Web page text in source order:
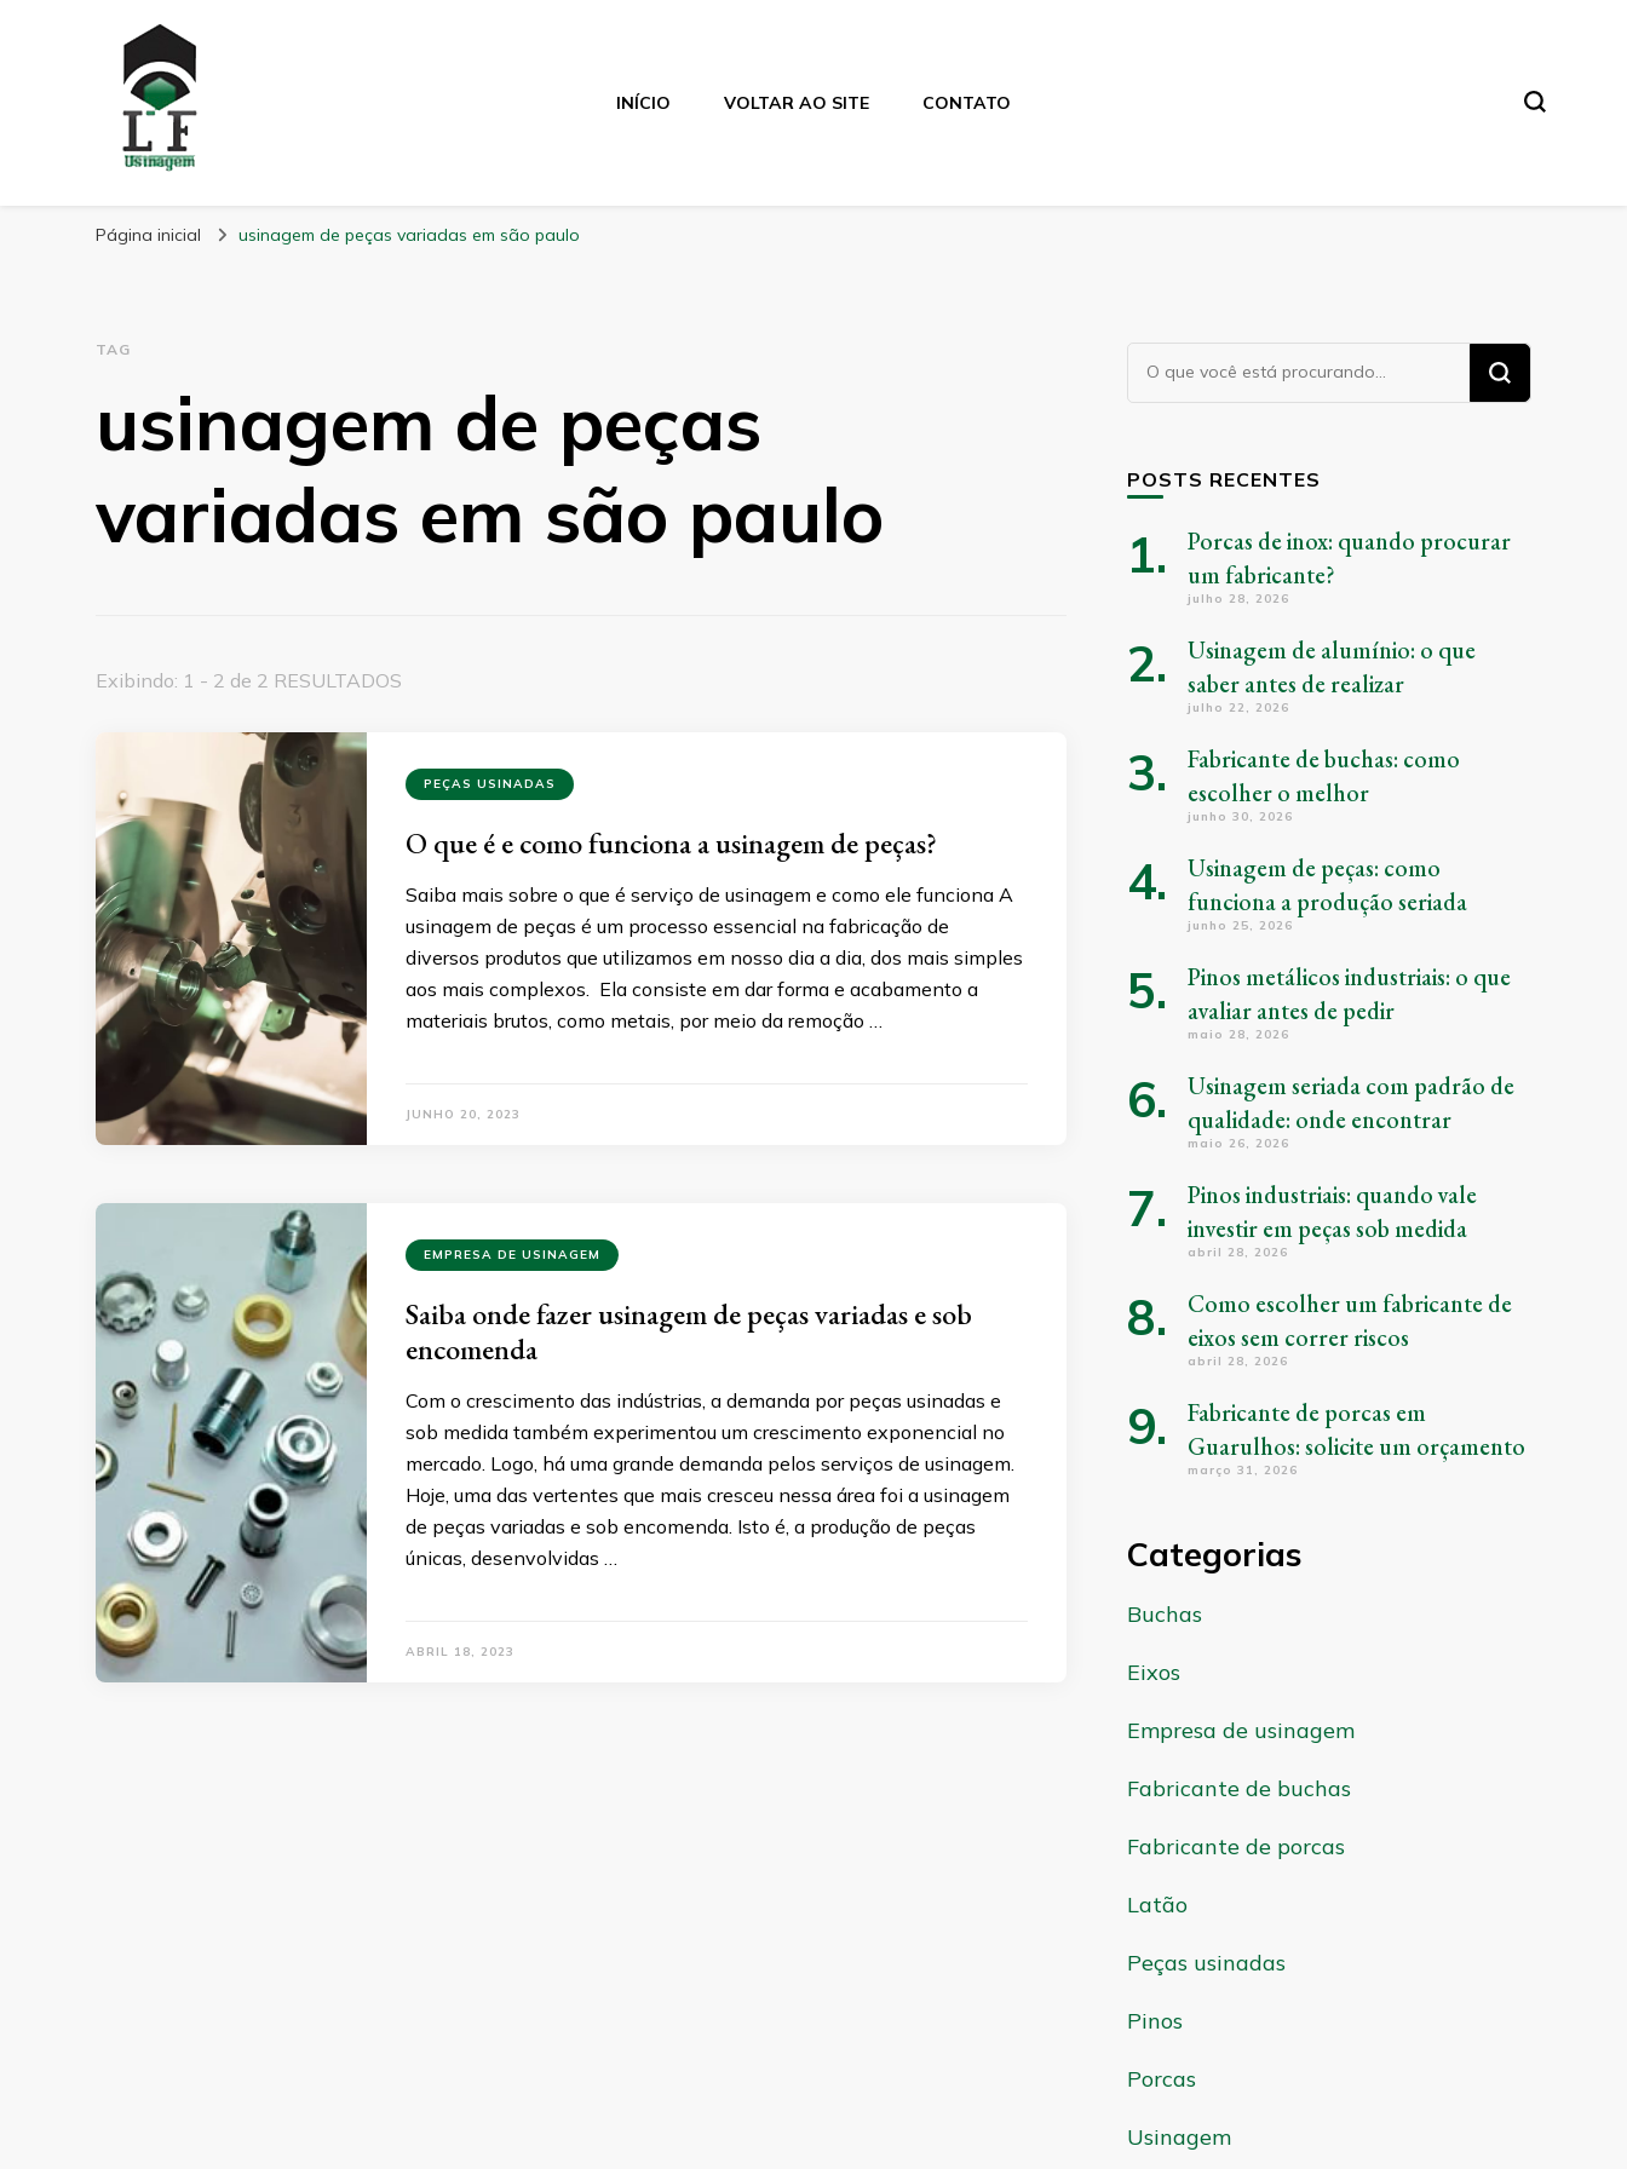
LF Usinagem
INÍCIO VOLTAR AO SITE CONTATO
Página inicial usinagem de peças variadas em são paulo
TAG
usinagem de peças
variadas em são paulo
Exibindo: 1 - 2 de 2 RESULTADOS
PEÇAS USINADAS
O que é e como funciona a usinagem de peças?
Saiba mais sobre o que é serviço de usinagem e como ele funciona A
usinagem de peças é um processo essencial na fabricação de
diversos produtos que utilizamos em nosso dia a dia, dos mais simples
aos mais complexos. Ela consiste em dar forma e acabamento a
materiais brutos, como metais, por meio da remoção …
JUNHO 20, 2023
EMPRESA DE USINAGEM
Saiba onde fazer usinagem de peças variadas e sob
encomenda
Com o crescimento das indústrias, a demanda por peças usinadas e
sob medida também experimentou um crescimento exponencial no
mercado. Logo, há uma grande demanda pelos serviços de usinagem.
Hoje, uma das vertentes que mais cresceu nessa área foi a usinagem
de peças variadas e sob encomenda. Isto é, a produção de peças
únicas, desenvolvidas …
ABRIL 18, 2023
Procurando
algo?
POSTS RECENTES
Porcas de inox: quando procurar
um fabricante?
julho 28, 2026
Usinagem de alumínio: o que
saber antes de realizar
julho 22, 2026
Fabricante de buchas: como
escolher o melhor
junho 30, 2026
Usinagem de peças: como
funciona a produção seriada
junho 25, 2026
Pinos metálicos industriais: o que
avaliar antes de pedir
maio 28, 2026
Usinagem seriada com padrão de
qualidade: onde encontrar
maio 26, 2026
Pinos industriais: quando vale
investir em peças sob medida
abril 28, 2026
Como escolher um fabricante de
eixos sem correr riscos
abril 28, 2026
Fabricante de porcas em
Guarulhos: solicite um orçamento
março 31, 2026
Categorias
Buchas
Eixos
Empresa de usinagem
Fabricante de buchas
Fabricante de porcas
Latão
Peças usinadas
Pinos
Porcas
Usinagem